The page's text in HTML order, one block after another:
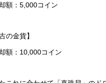
額：5,000コイン
古の金貨】
額：10,000コイン